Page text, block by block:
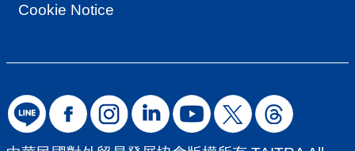
Cookie Notice